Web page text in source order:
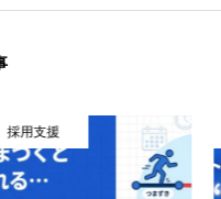
って、1週間で検証す